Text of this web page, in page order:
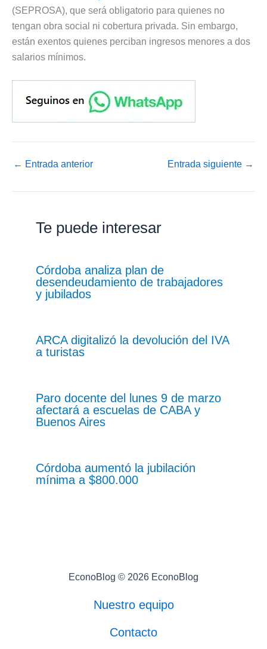
(SEPROSA), que será obligatorio para quienes no
tengan obra social ni cobertura privada. Sin embargo,
están exentos quienes perciban ingresos menores a dos
salarios mínimos.
← Entrada anterior Entrada siguiente →
Te puede interesar
Córdoba analiza plan de
desendeudamiento de trabajadores
y jubilados
ARCA digitalizó la devolución del IVA
a turistas
Paro docente del lunes 9 de marzo
afectará a escuelas de CABA y
Buenos Aires
Córdoba aumentó la jubilación
mínima a $800.000
EconoBlog © 2026 EconoBlog
Nuestro equipo
Contacto